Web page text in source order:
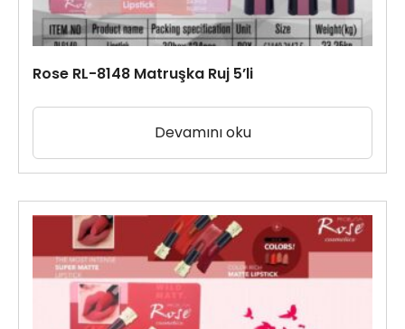
Rose RL-8148 Matruşka Ruj 5’li
Devamını oku